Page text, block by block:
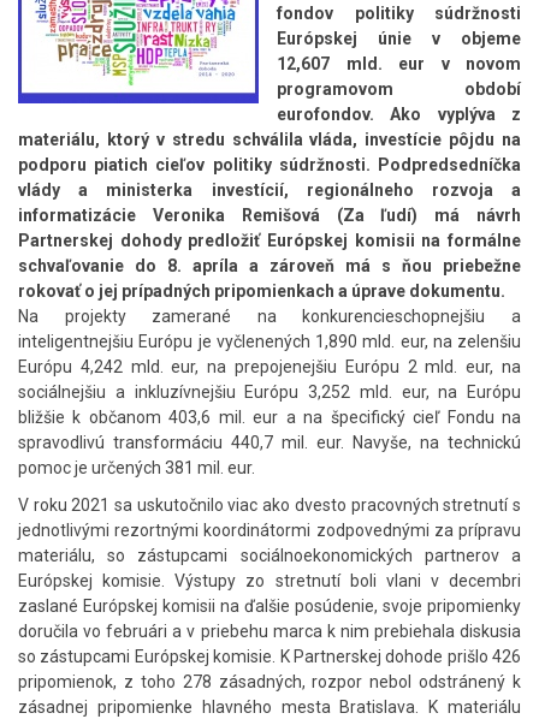
fondov politiky súdržnosti
Európskej únie v objeme
12,607 mld. eur v novom
programovom období
eurofondov. Ako vyplýva z
materiálu, ktorý v stredu schválila vláda, investície pôjdu na
podporu piatich cieľov politiky súdržnosti. Podpredsedníčka
vlády a ministerka investícií, regionálneho rozvoja a
informatizácie Veronika Remišová (Za ľudí) má návrh
Partnerskej dohody predložiť Európskej komisii na formálne
schvaľovanie do 8. apríla a zároveň má s ňou priebežne
rokovať o jej prípadných pripomienkach a úprave dokumentu.
Na projekty zamerané na konkurencieschopnejšiu a
inteligentnejšiu Európu je vyčlenených 1,890 mld. eur, na zelenšiu
Európu 4,242 mld. eur, na prepojenejšiu Európu 2 mld. eur, na
sociálnejšiu a inkluzívnejšiu Európu 3,252 mld. eur, na Európu
bližšie k občanom 403,6 mil. eur a na špecifický cieľ Fondu na
spravodlivú transformáciu 440,7 mil. eur. Navyše, na technickú
pomoc je určených 381 mil. eur.
V roku 2021 sa uskutočnilo viac ako dvesto pracovných stretnutí s
jednotlivými rezortnými koordinátormi zodpovednými za prípravu
materiálu, so zástupcami sociálnoekonomických partnerov a
Európskej komisie. Výstupy zo stretnutí boli vlani v decembri
zaslané Európskej komisii na ďalšie posúdenie, svoje pripomienky
doručila vo februári a v priebehu marca k nim prebiehala diskusia
so zástupcami Európskej komisie. K Partnerskej dohode prišlo 426
pripomienok, z toho 278 zásadných, rozpor nebol odstránený k
zásadnej pripomienke hlavného mesta Bratislava. K materiálu